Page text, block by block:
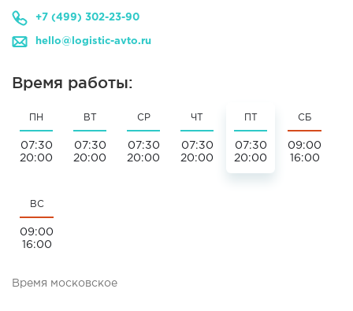
+7 (499) 302-23-90
hello@logistic-avto.ru
Время работы:
ПН
07:30
20:00
ВТ
07:30
20:00
СР
07:30
20:00
ЧТ
07:30
20:00
07:30
20:00
СБ
09:00
16:00
ВС
09:00
16:00
Время московское